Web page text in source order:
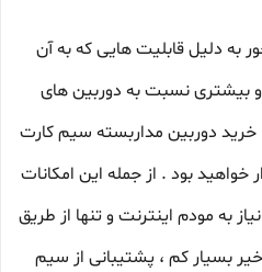
به دلیل قابلیت هایی که به آن
بیشتری نسبت به دوربین های
خرید دوربین مداربسته سیم کارت
خواهید بود . از جمله این امکانات
به مودم اینترنت و تنها از طریق
بسیار کم ، پشتیبانی از سیم